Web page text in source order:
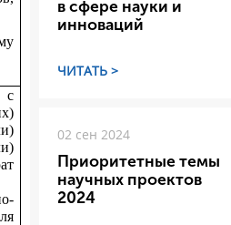
с
в сфере науки и
инноваций
ЧИТАТЬ >
02 сен 2024
Приоритетные темы
научных проектов
2024